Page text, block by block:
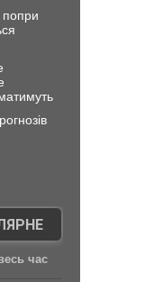
попри
час